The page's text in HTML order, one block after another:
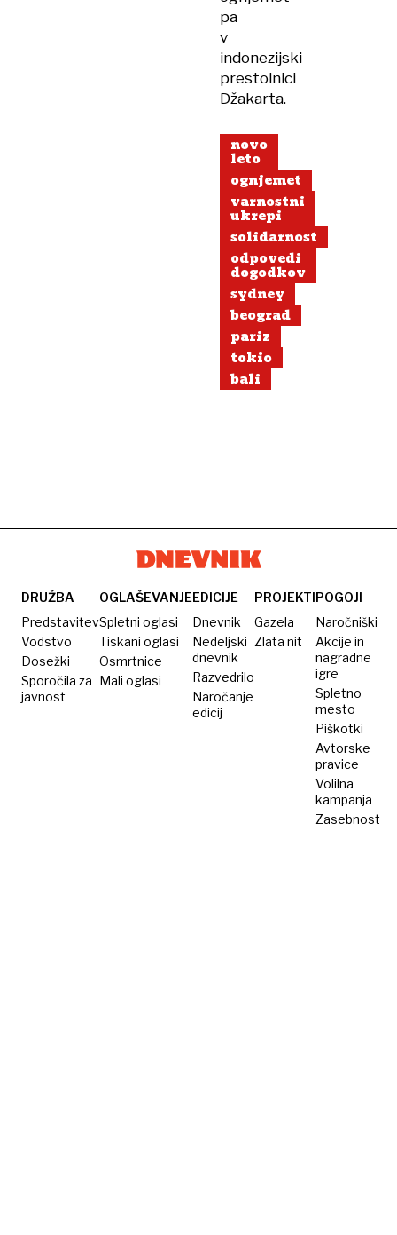
pa
v
indonezijski
prestolnici
Džakarta.
novo
leto
ognjemet
varnostni
ukrepi
solidarnost
odpovedi
dogodkov
sydney
beograd
pariz
tokio
bali
DRUŽBA
Predstavitev
Vodstvo
Dosežki
Sporočila za
javnost
OGLAŠEVANJE
Spletni oglasi
Tiskani oglasi
Osmrtnice
Mali oglasi
EDICIJE
Dnevnik
Nedeljski
dnevnik
Razvedrilo
Naročanje
edicij
PROJEKTI
Gazela
Zlata nit
POGOJI
Naročniški
Akcije in
nagradne
igre
Spletno
mesto
Piškotki
Avtorske
pravice
Volilna
kampanja
Zasebnost